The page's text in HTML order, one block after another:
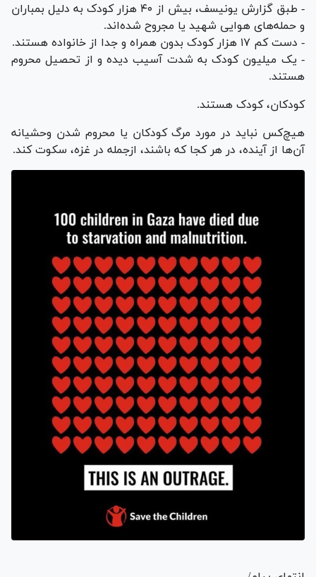
- طبق گزارش یونیسف، بیش از ۴۰ هزار کودک به دلیل بمباران
و حمله‌های هوایی شهید یا مجروح شده‌اند.
- دست کم ۱۷ هزار کودک بدون همراه و جدا از خانواده هستند.
- یک میلیون کودک به شدت آسیب دیده و از تحصیل محروم
هستند.
کودکان، کودک هستند.
هیچ‌کس نباید در مورد مرگ کودکان یا محروم شدن وحشیانه
آن‌ها از آینده، در هر کجا که باشند، ازجمله در غزه، سکوت کند.